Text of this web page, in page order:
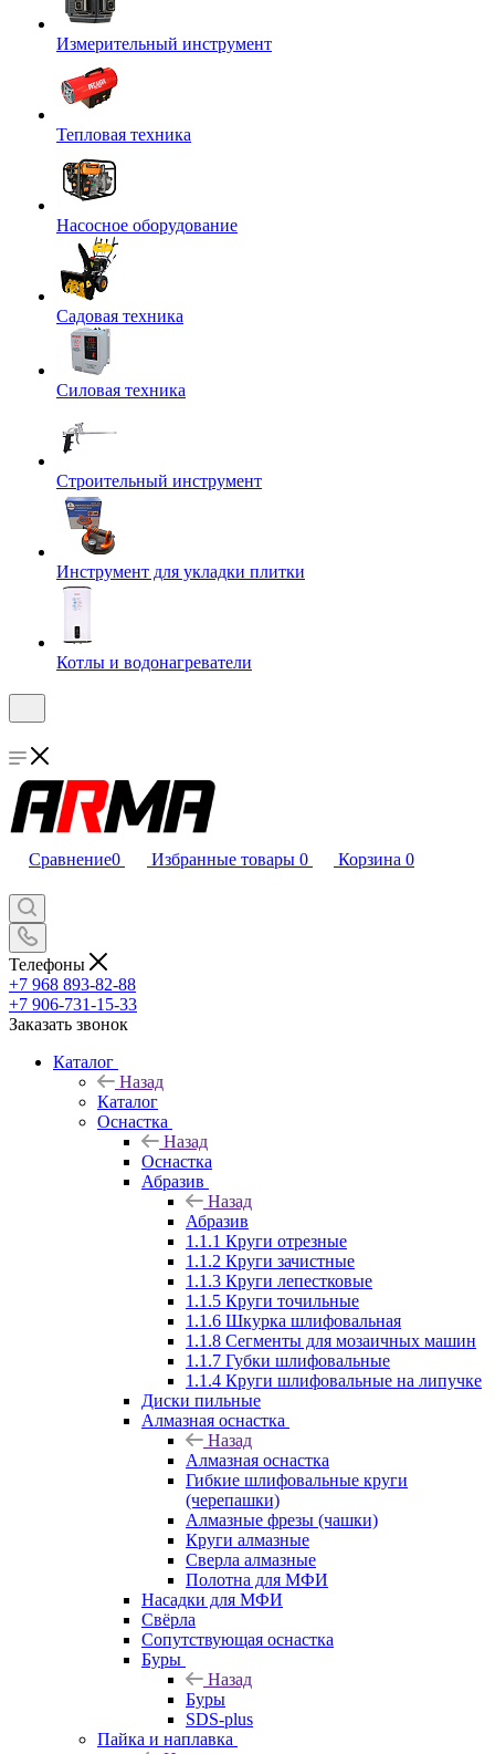
Измерительный инструмент
Тепловая техника
Насосное оборудование
Садовая техника
Силовая техника
Строительный инструмент
Инструмент для укладки плитки
Котлы и водонагреватели
Сравнение0 Избранные товары 0 Корзина 0
Телефоны
+7 968 893-82-88
+7 906-731-15-33
Заказать звонок
Каталог
Назад
Каталог
Оснастка
Назад
Оснастка
Абразив
Назад
Абразив
1.1.1 Круги отрезные
1.1.2 Круги зачистные
1.1.3 Круги лепестковые
1.1.5 Круги точильные
1.1.6 Шкурка шлифовальная
1.1.8 Сегменты для мозаичных машин
1.1.7 Губки шлифовальные
1.1.4 Круги шлифовальные на липучке
Диски пильные
Алмазная оснастка
Назад
Алмазная оснастка
Гибкие шлифовальные круги
(черепашки)
Алмазные фрезы (чашки)
Круги алмазные
Сверла алмазные
Полотна для МФИ
Насадки для МФИ
Свёрла
Сопутствующая оснастка
Буры
Назад
Буры
SDS-plus
Пайка и наплавка